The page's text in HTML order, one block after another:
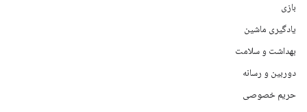
بازی
یادگیری ماشین
بهداشت و سلامت
دوربین و رسانه
حریم خصوصی